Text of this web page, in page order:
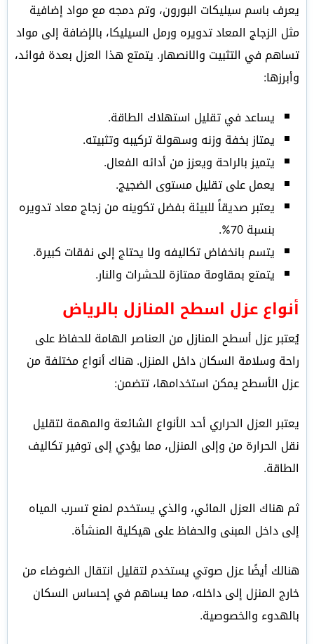
يعرف باسم سيليكات البورون، وتم دمجه مع مواد إضافية
مثل الزجاج المعاد تدويره ورمل السيليكا، بالإضافة إلى مواد
تساهم في التثبيت والانصهار. يتمتع هذا العزل بعدة فوائد،
وأبرزها:
يساعد في تقليل استهلاك الطاقة.
يمتاز بخفة وزنه وسهولة تركيبه وتثبيته.
يتميز بالراحة ويعزز من أدائه الفعال.
يعمل على تقليل مستوى الضجيج.
يعتبر صديقاً للبيئة بفضل تكوينه من زجاج معاد تدويره
بنسبة 70%.
يتسم بانخفاض تكاليفه ولا يحتاج إلى نفقات كبيرة.
يتمتع بمقاومة ممتازة للحشرات والنار.
أنواع عزل اسطح المنازل بالرياض
يُعتبر عزل أسطح المنازل من العناصر الهامة للحفاظ على
راحة وسلامة السكان داخل المنزل. هناك أنواع مختلفة من
عزل الأسطح يمكن استخدامها، تتضمن:
يعتبر العزل الحراري أحد الأنواع الشائعة والمهمة لتقليل
نقل الحرارة من وإلى المنزل، مما يؤدي إلى توفير تكاليف
الطاقة.
ثم هناك العزل المائي، والذي يستخدم لمنع تسرب المياه
إلى داخل المبنى والحفاظ على هيكلية المنشأة.
هنالك أيضًا عزل صوتي يستخدم لتقليل انتقال الضوضاء من
خارج المنزل إلى داخله، مما يساهم في إحساس السكان
بالهدوء والخصوصية.